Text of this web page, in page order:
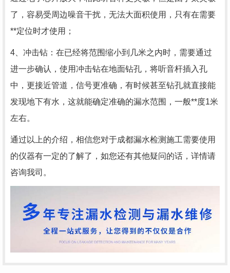
了，容易受周边噪音干扰，无法大面积使用，只有在需要
**定位时才使用；
4、冲击钻：在已经将范围缩小到几米之内时，需要通过
进一步确认，使用冲击钻在地面钻孔，将听音杆插入孔
中，更接近管道，信号更准确，有时候甚至钻孔就直接能
发现地下有水，这就能确定准确的漏水范围，一般**度1米
左右。
通过以上的介绍，相信您对于成都漏水检测施工需要使用
的仪器有一定的了解了，如您还有其他疑问的话，详情请
咨询我司。